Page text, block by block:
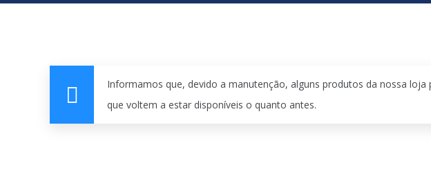
Informamos que, devido a manutenção, alguns produtos da nossa
que voltem a estar disponíveis o quanto antes.